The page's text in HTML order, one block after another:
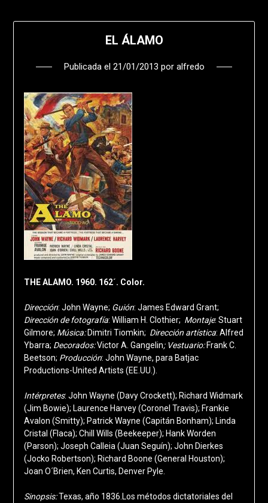
EL ÁLAMO
Publicada el 21/01/2013 por alfredo
THE ALAMO. 1960. 162´. Color.
Dirección: John Wayne; Guión: James Edward Grant;
Dirección de fotografía: William H. Clothier; Montaje: Stuart
Gilmore; Música: Dimitri Tiomkin; Dirección artística: Alfred
Ybarra; Decorados:Victor A. Gangelin; Vestuario: Frank C.
Beetson; Producción: John Wayne, para Batjac
Productions-United Artists (EE.UU.).
Intérpretes: John Wayne (Davy Crockett); Richard Widmark
(Jim Bowie); Laurence Harvey (Coronel Travis); Frankie
Avalon (Smitty); Patrick Wayne (Capitán Bonham); Linda
Cristal (Flaca); Chill Wills (Beekeeper); Hank Worden
(Parson); Joseph Calleia (Juan Seguín); John Dierkes
(Jocko Robertson); Richard Boone (General Houston);
Joan O´Brien, Ken Curtis, Denver Pyle.
Sinopsis:Texas, año 1836.Los métodos dictatoriales del